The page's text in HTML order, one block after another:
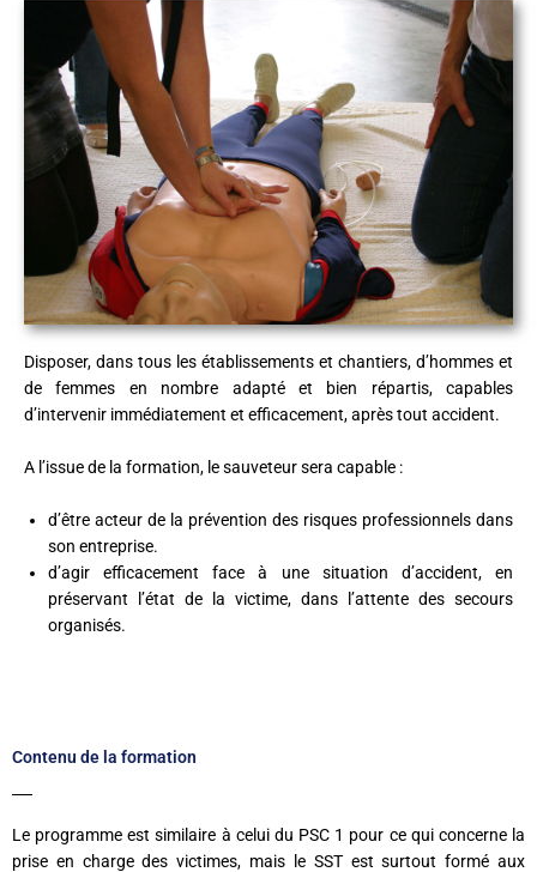
Disposer, dans tous les établissements et chantiers, d’hommes et
de femmes en nombre adapté et bien répartis, capables
d’intervenir immédiatement et efficacement, après tout accident.
A l’issue de la formation, le sauveteur sera capable :
d’être acteur de la prévention des risques professionnels dans
son entreprise.
d’agir efficacement face à une situation d’accident, en
préservant l’état de la victime, dans l’attente des secours
organisés.
Contenu de la formation
Le programme est similaire à celui du PSC 1 pour ce qui concerne la
prise en charge des victimes, mais le SST est surtout formé aux